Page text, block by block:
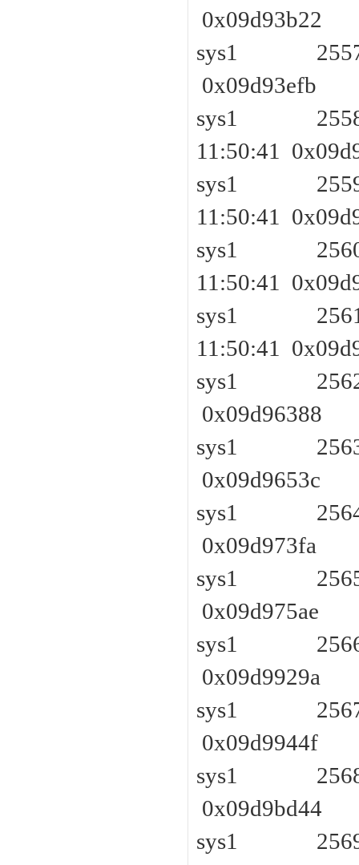
0x09d93b22
sys1 2557
0x09d93efb
sys1 2558
11:50:41
sys1 2559
11:50:41
sys1 2560
11:50:41
sys1 2561
11:50:41
sys1 2562
0x09d96388
sys1 2563
0x09d9653c
sys1 2564
0x09d973fa
sys1 2565
0x09d975ae
sys1 2566
0x09d9929a
sys1 2567
0x09d9944f
sys1 2568
0x09d9bd44
sys1 2569